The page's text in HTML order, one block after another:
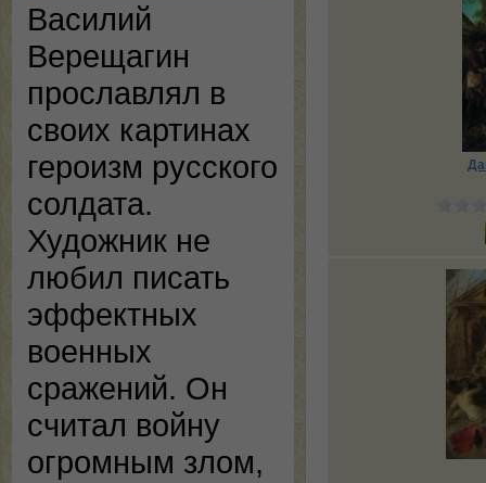
Василий
Верещагин
прославлял в
своих картинах
героизм русского
солдата.
Художник не
любил писать
эффектных
военных
сражений. Он
считал войну
огромным злом,